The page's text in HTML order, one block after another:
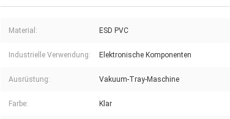
Material: ESD PVC
Industrielle Verwendung: Elektronische Komponenten
Ausrüstung: Vakuum-Tray-Maschine
Farbe: Klar